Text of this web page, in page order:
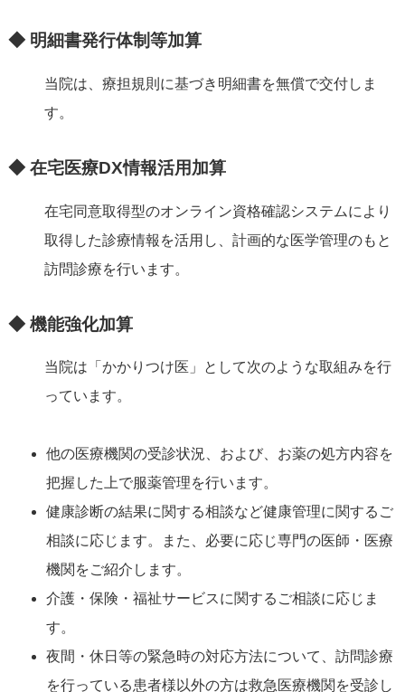
◆ 明細書発行体制等加算
当院は、療担規則に基づき明細書を無償で交付しま
す。
◆ 在宅医療DX情報活用加算
在宅同意取得型のオンライン資格確認システムにより
取得した診療情報を活用し、計画的な医学管理のもと
訪問診療を行います。
◆ 機能強化加算
当院は「かかりつけ医」として次のような取組みを行
っています。
他の医療機関の受診状況、および、お薬の処方内容を
把握した上で服薬管理を行います。
健康診断の結果に関する相談など健康管理に関するご
相談に応じます。また、必要に応じ専門の医師・医療
機関をご紹介します。
介護・保険・福祉サービスに関するご相談に応じま
す。
夜間・休日等の緊急時の対応方法について、訪問診療
を行っている患者様以外の方は救急医療機関を受診し